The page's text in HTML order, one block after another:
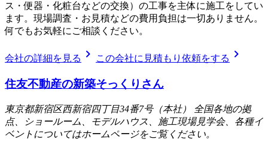
ス・便器・化粧台などの交換）の工事を主体に施工をしてい
ます。現場調査・お見積などの費用負担は一切ありません。
何でもお気軽にご相談ください。
会社の詳細を見る chevron_right この会社に見積もり依頼をする chevron_right
住友不動産の新築そっくりさん
東京都新宿区西新宿四丁目34番7号（本社） 全国各地の拠
点、ショールーム、モデルハウス、施工現場見学会、各種イ
ベントについてはホームページをご覧ください。